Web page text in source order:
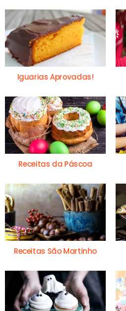
Iguarias Aprovadas!
Receitas da Páscoa
Receitas São Martinho